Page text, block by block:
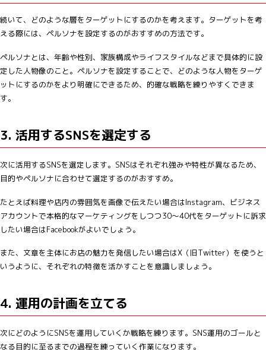
続いて、どのような層をターゲットにするのかを考えます。ターゲットを考
える際には、ペルソナを設定するのがおすすめの方法です。
ペルソナとは、年齢や性別、家族構成やライフスタイルなどまで具体的に設
定した人物像のこと。ペルソナを設定することで、どのような人物をターゲ
ットにするのかをより明確にできるため、的確な戦略を練りやすくできま
す。
3. 活用するSNSを選定する
次に活用するSNSを選定します。SNSはそれぞれ強みや特性が異なるため、
目的やペルソナに合わせて選定するのがおすすめ。
たとえば料理や店内の雰囲気を画像で伝えたい場合はInstagram、ビジネス
アカウントで本格的なマーケティングをしつつ30〜40代をターゲットに訴求
したい場合はFacebookがよいでしょう。
また、文章を主体にお店の魅力を発信したい場合はX（旧Twitter）を使うと
いうように、それぞれの特徴を活かすことを意識しましょう。
4. 運用の計画を立てる
次にどのようにSNSを運用していくか戦略を練ります。SNS運用のゴールと
なる目的に至るまでの過程を練っていく作業になります。